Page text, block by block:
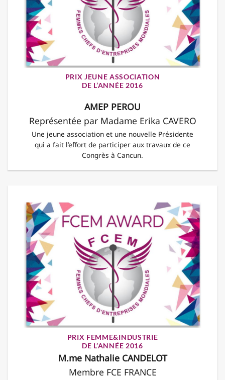
PRIX JEUNE ASSOCIATION
DE L’ANNÉE 2016
AMEP PEROU
Représentée par Madame Erika CAVERO
Une jeune association et une nouvelle Présidente
qui a fait l’effort de participer aux travaux de ce
Congrès à Cancun.
PRIX FEMME&INDUSTRIE
DE L’ANNÉE 2016
M.me Nathalie CANDELOT
Membre FCE FRANCE